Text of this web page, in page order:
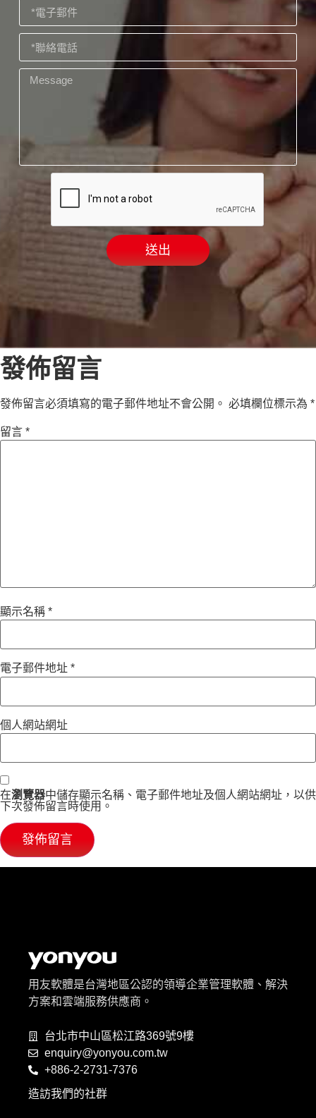
送出
發佈留言
發佈留言必須填寫的電子郵件地址不會公開。 必填欄位標示為 *
留言 *
顯示名稱 *
電子郵件地址 *
個人網站網址
在瀏覽器中儲存顯示名稱、電子郵件地址及個人網站網址，以供
下次發佈留言時使用。
用友軟體是台灣地區公認的領導企業管理軟體、解決
方案和雲端服務供應商。
台北市中山區松江路369號9樓
enquiry@yonyou.com.tw
+886-2-2731-7376
造訪我們的社群